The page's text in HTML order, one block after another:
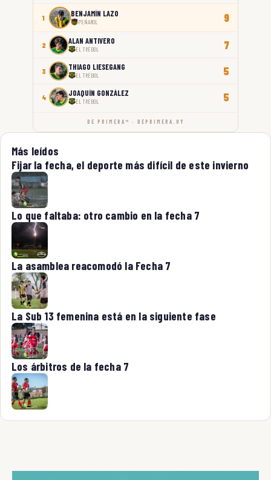
1 BENJAMÍN LAZO
PEÑAROL 9
2 ALAN ANTIVERO
EL TRÉBOL 7
3 THIAGO LIESEGANG
EL TRÉBOL 5
4 JOAQUÍN GONZÁLEZ
EL TRÉBOL 5
DE PRIMERA™ · DEPRIMERA.UY
Más leídos
Fijar la fecha, el deporte más difícil de este invierno
Lo que faltaba: otro cambio en la fecha 7
La asamblea reacomodó la Fecha 7
La Sub 13 femenina está en la siguiente fase
Los árbitros de la fecha 7